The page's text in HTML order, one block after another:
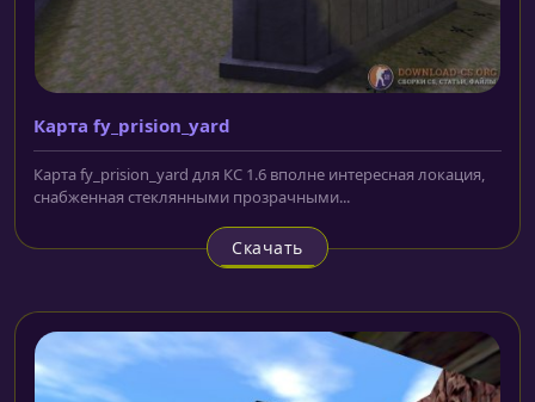
Карта fy_prision_yard
Карта fy_prision_yard для КС 1.6 вполне интересная локация,
снабженная стеклянными прозрачными...
Скачать